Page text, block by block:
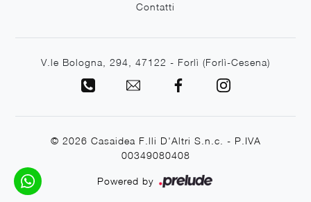
Contatti
V.le Bologna, 294, 47122 - Forlì (Forlì-Cesena)
© 2026 Casaidea F.lli D'Altri S.n.c. - P.IVA
00349080408
Powered by